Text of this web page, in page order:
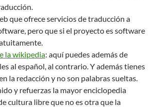
que ofrece servicios de traducción a
pero que si el proyecto es software
la wikipedia: aquí puedes además de
al español, al contrario. Y además tienes
la redacción y no son palabras sueltas.
y refuerzas la mayor enciclopedia
cultura libre que no es otra que la